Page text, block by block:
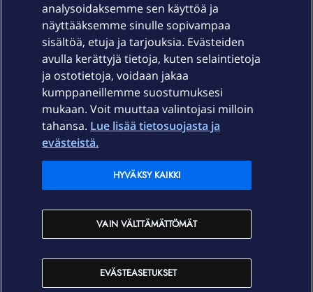
Laitteet & liittymät
Palvelut
Ajankohtaista
Elisa Oyj
In English
analysoidaksemme sen käyttöä ja
näyttääksemme sinulle sopivampaa
sisältöä, etuja ja tarjouksia. Evästeiden
avulla kerättyjä tietoja, kuten selaintietoja
ja ostotietoja, voidaan jakaa
kumppaneillemme suostumuksesi
mukaan. Voit muuttaa valintojasi milloin
tahansa. Lue lisää tietosuojasta ja
evästeistä.
EVÄSTEASETUKSET
VAIN VÄLTTÄMÄTTÖMÄT
HYVÄKSY KAIKKI